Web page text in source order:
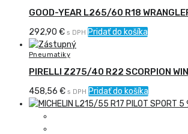
GOOD-YEAR L265/60 R18
292,90 € s DPH Pridať do košíka
Pneumatiky
PIRELLI Z275/40 R22 SCORPION
458,56 € s DPH Pridať do košíka